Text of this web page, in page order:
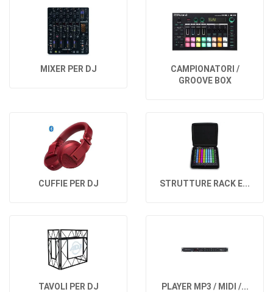
MIXER PER DJ
CAMPIONATORI /
GROOVE BOX
CUFFIE PER DJ STRUTTURE RACK E...
TAVOLI PER DJ PLAYER MP3 / MIDI /...